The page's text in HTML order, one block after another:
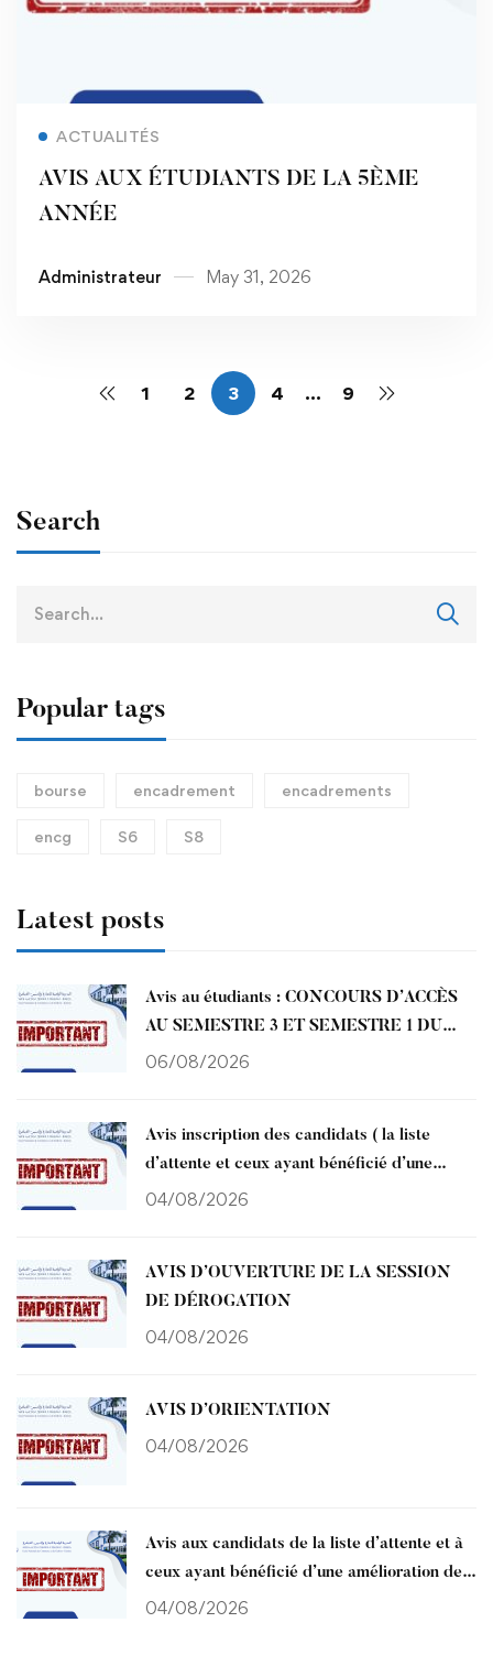
ACTUALITÉS
AVIS AUX ÉTUDIANTS DE LA 5ÈME
ANNÉE
Administrateur May 31, 2026
1 2 3 4 … 9
Search
Popular tags
bourse encadrement encadrements
encg S6 S8
Latest posts
Avis au étudiants : CONCOURS D’ACCÈS
AU SEMESTRE 3 ET SEMESTRE 1 DU
CYCLE ENCG
06/08/2026
Avis inscription des candidats ( la liste
d’attente et ceux ayant bénéficié d’une
amélioration de choix ) affectés à l’ENCG
04/08/2026
AVIS D’OUVERTURE DE LA SESSION
DE DÉROGATION
04/08/2026
AVIS D’ORIENTATION
04/08/2026
Avis aux candidats de la liste d’attente et à
ceux ayant bénéficié d’une amélioration de
choix vers l’ENCG de Kénitra
04/08/2026